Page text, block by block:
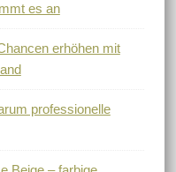
es an
erhöhen mit
professionelle